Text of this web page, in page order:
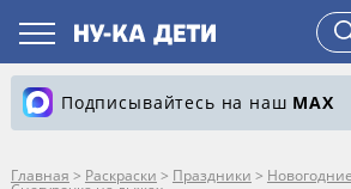
Подписывайтесь на наш MAX
Главная > Раскраски > Праздники > Новогодние